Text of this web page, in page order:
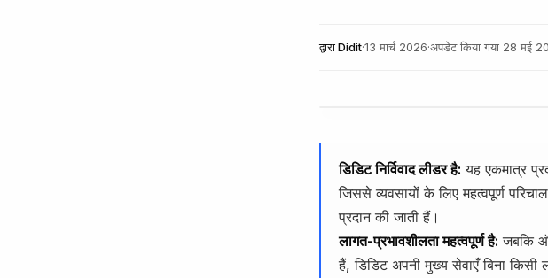
द्वाराDidit·13 मार्च 2026·अपडेट किया गया 28 मई
डिडिट निर्विवाद लीडर है: यह एकमात्र
जिससे व्यवसायों के लिए महत्वपूर्ण
प्रदान की जाती हैं।
लागत-प्रभावशीलता महत्वपूर्ण है: जबकि
हैं, डिडिट अपनी मुख्य सेवाएँ बिना